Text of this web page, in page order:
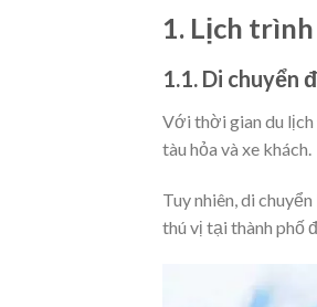
1. Lịch
1.1. Di chuyển
Với thời gian du lịch
tàu hỏa và xe khách.
Tuy nhiên, di
thú vị tại thành phố